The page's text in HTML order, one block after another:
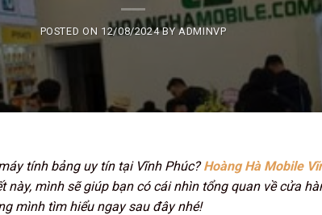
POSTED ON 12/08/2024BYADMINVP
tính bảng uy tín tại Vĩnh Phúc?Hoàng Hà Mobile
mình sẽ giúp bạn có cái nhìn tổng quan về cửa
mình tìm hiểu ngay sau đây nhé!